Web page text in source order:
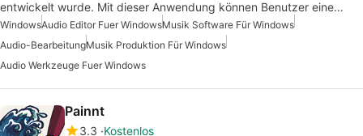
entwickelt wurde. Mit dieser Anwendung können Benutzer eine…
WindowsAudio Editor Fuer WindowsMusik Software Für Windows
Audio-BearbeitungMusik Produktion Für Windows
Audio Werkzeuge Fuer Windows
Painnt
3.3 Kostenlos